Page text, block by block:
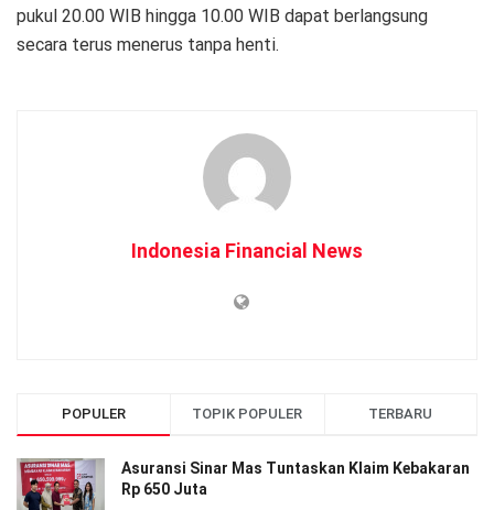
pukul 20.00 WIB hingga 10.00 WIB dapat berlangsung
secara terus menerus tanpa henti.
Indonesia Financial News
POPULER TOPIK POPULER TERBARU
Asuransi Sinar Mas Tuntaskan Klaim Kebakaran
Rp 650 Juta